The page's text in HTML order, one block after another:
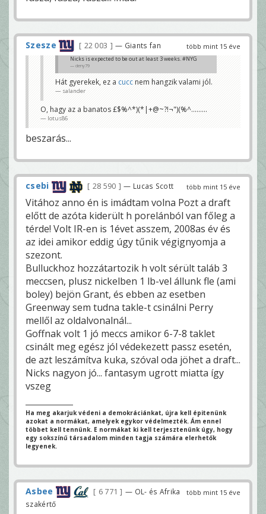
több mint 15 éve
Szesze 22 003 — Giants fan
Nicks is expected to be out at least 3 weeks. #NYG
deny79
Hát gyerekek, ez a cuccnem hangzik valami jól.
salander
O, hagy az a banatos £$%^*)(*|+@~?!¬")(%^.........
lotus86
beszarás...
több mint 15 éve
csebi 28 590 — Lucas Scott
Vitához anno én is imádtam volna Pozt a draft
előtt de azóta kiderült h porelánból van főleg a
térde! Volt IR-en is 1évet asszem, 2008as év és
az idei amikor eddig úgy tűnik végignyomja a
szezont.
Bulluckhoz hozzátartozik h volt sérült taláb 3
meccsen, plusz nickelben 1 lb-vel állunk fle (ami
boley) bejön Grant, és ebben az esetben
Greenway sem tudna takle-t csinálni Perry
mellől az oldalvonalnál...
Goffnak volt 1 jó meccs amikor 6-7-8 taklet
csinált meg egész jól védekezett passz esetén,
de azt leszámítva kuka, szóval oda jöhet a draft...
Nicks nagyon jó... fantasym ugrott miatta így
vszeg
Ha meg akarjuk védeni a demokráciánkat, újra kell épitenünk
azokat a normákat, amelyek egykor védelmezték. Ám ennel
többet kell tennünk. E normákat ki kell terjesztenünk úgy, hogy
egy sokszínű társadalom minden tagja számára elerhetők
legyenek.
több mint 15 éve
Asbee 6 771
— OL- és Afrika
szakértő